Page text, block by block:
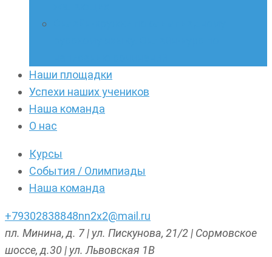
Наши площадки
Успехи наших учеников
Наша команда
О нас
Курсы
События / Олимпиады
Наша команда
+79302838848nn2x2@mail.ru
пл. Минина, д. 7 | ул. Пискунова, 21/2 | Сормовское
шоссе, д.30 | ул. Львовская 1В